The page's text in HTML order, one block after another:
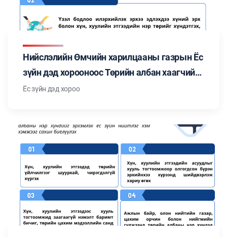
Нийслэлийн Өмчийн харилцааны газрын Ёс
зүйн дэд хорооноос Төрийн албан хаагчийн
ёс зүйн тухай хуульд заасан "Төрийн албан
байна. Цуврал №4
Ёс зүйн дэд хороо